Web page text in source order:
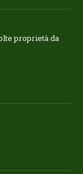
proprietà da